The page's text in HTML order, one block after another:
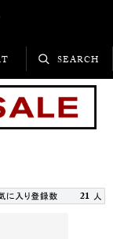
SEARCH
21